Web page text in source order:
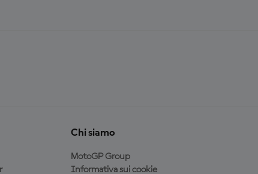
Chi siamo
MotoGP Group
Informativa sui cookie